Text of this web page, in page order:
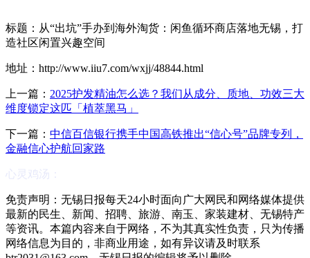
标题：从“出坑”手办到海外淘货：闲鱼循环商店落地无锡，打
造社区闲置兴趣空间
地址：http://www.iiu7.com/wxjj/48844.html
上一篇： 2025护发精油怎么选？我们从成分、质地、功效三大
维度锁定这匹「植萃黑马」
下一篇： 中信百信银行携手中国高铁推出“信心号”品牌专列，
金融信心护航回家路
心灵鸡汤：
免责声明：无锡日报每天24小时面向广大网民和网络媒体提供
最新的民生、新闻、招聘、旅游、南玉、家装建材、无锡特产
等资讯。本篇内容来自于网络，不为其真实性负责，只为传播
网络信息为目的，非商业用途，如有异议请及时联系